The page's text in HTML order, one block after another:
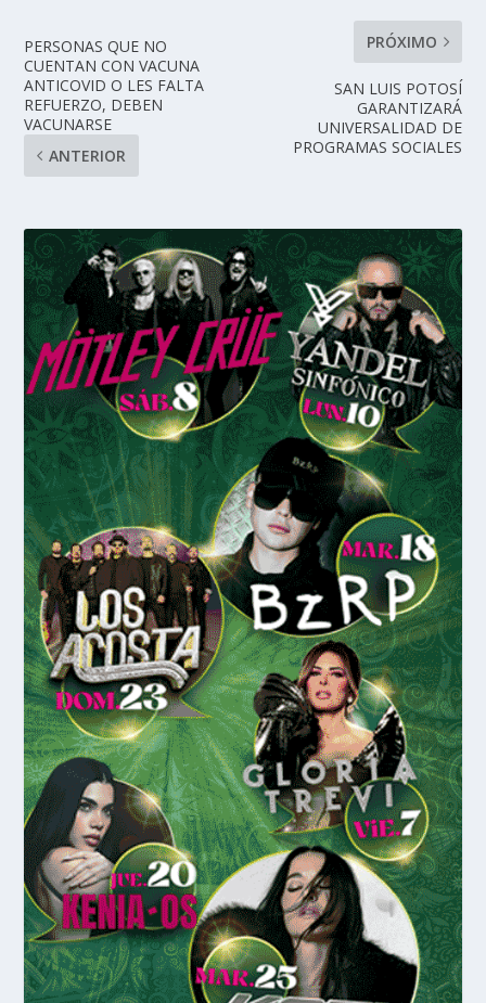
PERSONAS QUE NO
CUENTAN CON VACUNA
ANTICOVID O LES FALTA
REFUERZO, DEBEN
VACUNARSE
ANTERIOR
PRÓXIMO
SAN LUIS POTOSÍ
GARANTIZARÁ
UNIVERSALIDAD DE
PROGRAMAS SOCIALES